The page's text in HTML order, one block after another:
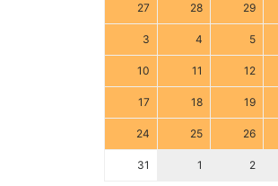
27 28 29
3 4 5
10 11 12
17 18 19
24 25 26
31 1 2